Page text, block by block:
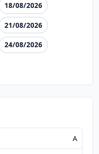
18/08/2026
21/08/2026
24/08/2026
A